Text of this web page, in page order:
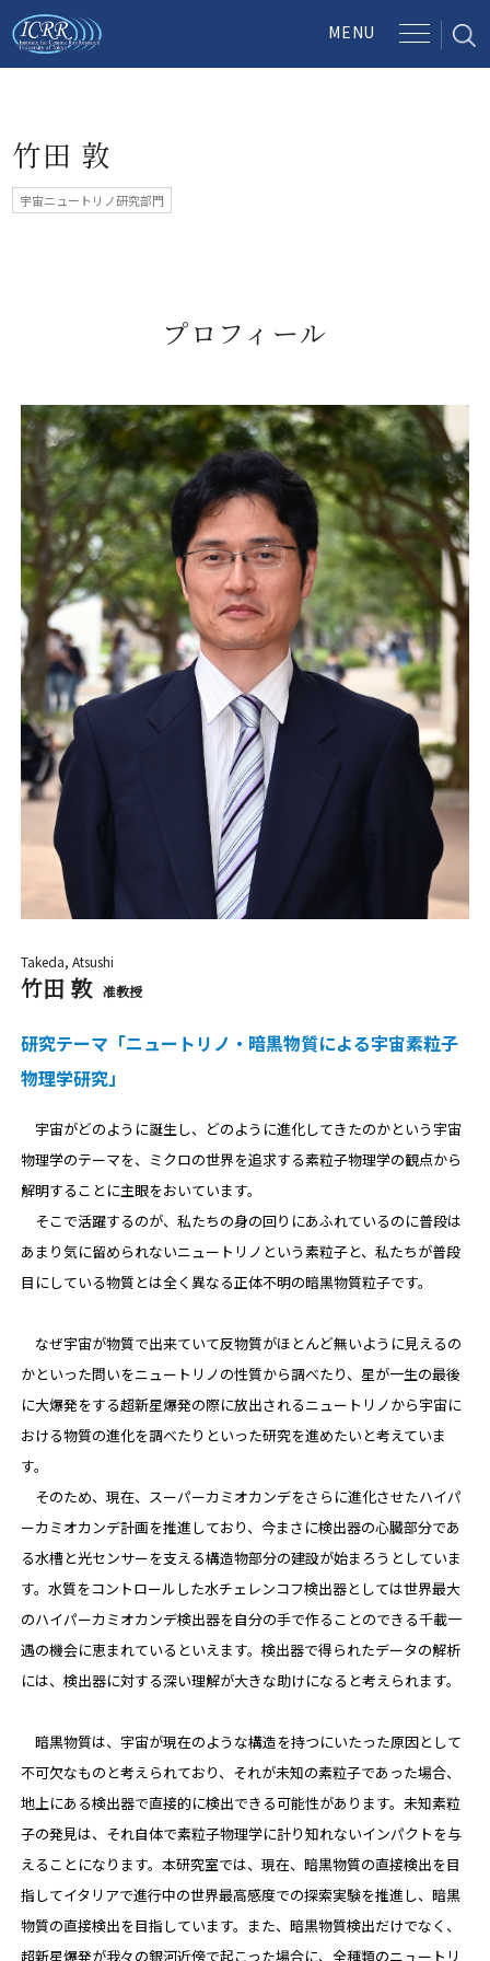
竹田 敦
宇宙ニュートリノ研究部門
プロフィール
Takeda, Atsushi
竹田 敦 准教授
研究テーマ「ニュートリノ・暗黒物質による宇宙素粒子
物理学研究」
宇宙がどのように誕生し、どのように進化してきたのかという宇宙
物理学のテーマを、ミクロの世界を追求する素粒子物理学の観点から
解明することに主眼をおいています。
そこで活躍するのが、私たちの身の回りにあふれているのに普段は
あまり気に留められないニュートリノという素粒子と、私たちが普段
目にしている物質とは全く異なる正体不明の暗黒物質粒子です。
なぜ宇宙が物質で出来ていて反物質がほとんど無いように見えるの
かといった問いをニュートリノの性質から調べたり、星が一生の最後
に大爆発をする超新星爆発の際に放出されるニュートリノから宇宙に
おける物質の進化を調べたりといった研究を進めたいと考えていま
す。
そのため、現在、スーパーカミオカンデをさらに進化させたハイパ
ーカミオカンデ計画を推進しており、今まさに検出器の心臓部分であ
る水槽と光センサーを支える構造物部分の建設が始まろうとしていま
す。水質をコントロールした水チェレンコフ検出器としては世界最大
のハイパーカミオカンデ検出器を自分の手で作ることのできる千載一
遇の機会に恵まれているといえます。検出器で得られたデータの解析
には、検出器に対する深い理解が大きな助けになると考えられます。
暗黒物質は、宇宙が現在のような構造を持つにいたった原因として
不可欠なものと考えられており、それが未知の素粒子であった場合、
地上にある検出器で直接的に検出できる可能性があります。未知素粒
子の発見は、それ自体で素粒子物理学に計り知れないインパクトを与
えることになります。本研究室では、現在、暗黒物質の直接検出を目
指してイタリアで進行中の世界最高感度での探索実験を推進し、暗黒
物質の直接検出を目指しています。また、暗黒物質検出だけでなく、
超新星爆発が我々の銀河近傍で起こった場合に、全種類のニュートリ